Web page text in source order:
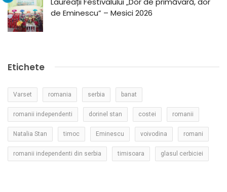
de Eminescu” – Mesici 2026
Etichete
Varset romania serbia banat
romanii independenti dorinel stan costei romanii
Natalia Stan timoc Eminescu voivodina romani
romanii independenti din serbia timisoara glasul cerbiciei